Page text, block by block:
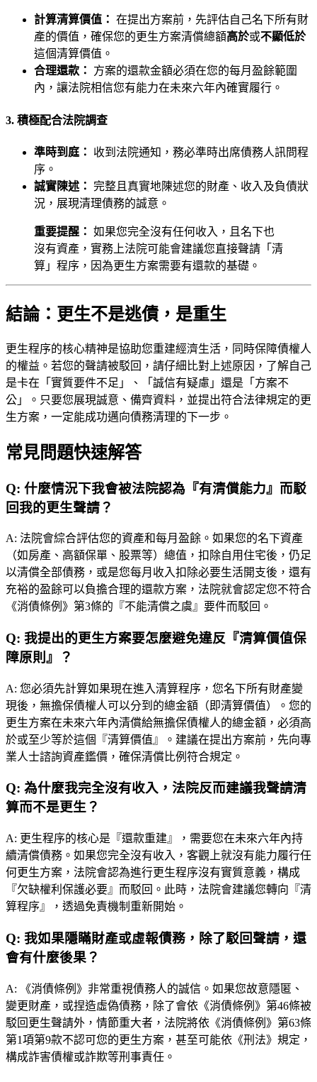
計算清算價值： 在提出方案前，先評估自己名下所有財
產的價值，確保您的更生方案清償總額高於或不顯低於
這個清算價值。
合理還款：
方案的還款金額必須在您的每月盈餘範圍
內，讓法院相信您有能力在未來六年內確實履行。
3. 積極配合法院調查
準時到庭：
收到法院通知，務必準時出席債務人訊問程
序。
誠實陳述： 完整且真實地陳述您的財產、收入及負債狀
況，展現清理債務的誠意。
重要提醒： 如果您完全沒有任何收入，且名下也
沒有資產，實務上法院可能會建議您直接聲請「清
算」程序，因為更生方案需要有還款的基礎。
結論：更生不是逃債，是重生
更生程序的核心精神是協助您重建經濟生活，同時保障債權人
的權益。若您的聲請被駁回，請仔細比對上述原因，了解自己
是卡在「實質要件不足」、「誠信有疑慮」還是「方案不
公」。只要您展現誠意、備齊資料，並提出符合法律規定的更
生方案，一定能成功邁向債務清理的下一步。
常見問題快速解答
Q: 什麼情況下我會被法院認為『有清償能力』而駁
回我的更生聲請？
A: 法院會綜合評估您的資產和每月盈餘。如果您的名下資產
（如房產、高額保單、股票等）總值，扣除自用住宅後，仍足
以清償全部債務，或是您每月收入扣除必要生活開支後，還有
充裕的盈餘可以負擔合理的還款方案，法院就會認定您不符合
《消債條例》第3條的『不能清償之虞』要件而駁回。
Q: 我提出的更生方案要怎麼避免違反『清算價值保
障原則』？
A: 您必須先計算如果現在進入清算程序，您名下所有財產變
現後，無擔保債權人可以分到的總金額（即清算價值）。您的
更生方案在未來六年內清償給無擔保債權人的總金額，必須高
於或至少等於這個『清算價值』。建議在提出方案前，先向專
業人士諮詢資產鑑價，確保清償比例符合規定。
Q: 為什麼我完全沒有收入，法院反而建議我聲請清
算而不是更生？
A: 更生程序的核心是『還款重建』，需要您在未來六年內持
續清償債務。如果您完全沒有收入，客觀上就沒有能力履行任
何更生方案，法院會認為進行更生程序沒有實質意義，構成
『欠缺權利保護必要』而駁回。此時，法院會建議您轉向『清
算程序』，透過免責機制重新開始。
Q: 我如果隱瞞財產或虛報債務，除了駁回聲請，還
會有什麼後果？
A:
《消債條例》非常重視債務人的誠信。如果您故意隱匿、
變更財產，或捏造虛偽債務，除了會依《消債條例》第46條被
駁回更生聲請外，情節重大者，法院將依《消債條例》第63條
第1項第9款不認可您的更生方案，甚至可能依《刑法》規定，
構成詐害債權或詐欺等刑事責任。